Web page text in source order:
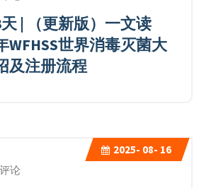
| （更新版）一文读
WFHSS世界消毒灭菌大
及注册流程
2025- 08- 16
论